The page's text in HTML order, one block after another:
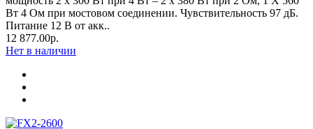
Вт 4 Ом при мостовом соединении. Чувствительность 97 дБ.
Питание 12 В от акк..
12 877.00р.
Нет в наличии